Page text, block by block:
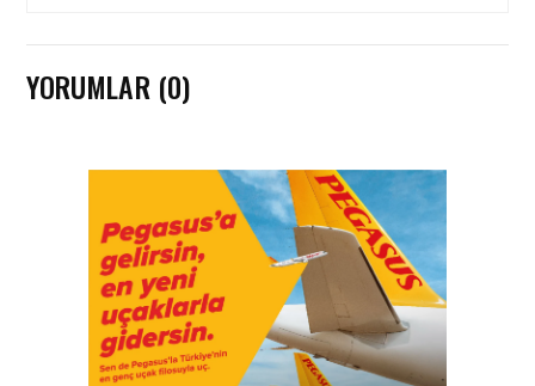
YORUMLAR (0)
HAVACILIK • 06 AĞU 2026
HITIT BILIŞIM 500’DE
SEKTÖREL YAZILIM
BIRINCISI
HAVACILIK • 05 AĞU 2026